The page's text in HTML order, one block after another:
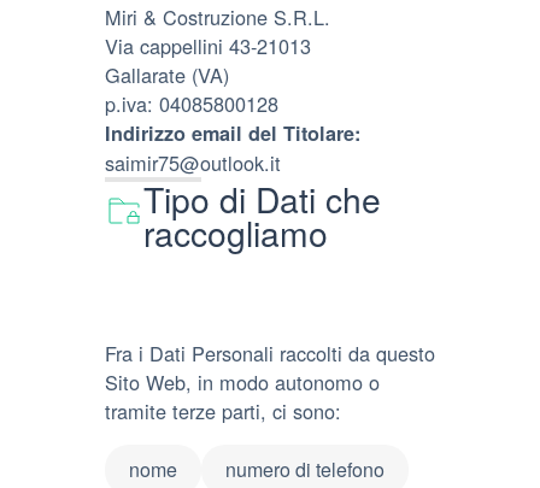
Miri & Costruzione S.R.L.
Via cappellini 43-21013
Gallarate (VA)
p.iva: 04085800128
Indirizzo email del Titolare:
saimir75@outlook.it
Tipo di Dati che
raccogliamo
Fra i Dati Personali raccolti da questo
Sito Web, in modo autonomo o
tramite terze parti, ci sono:
nome
numero di telefono